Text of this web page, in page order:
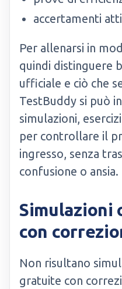
accertamenti
Per allenarsi in
quindi distinguere
ufficiale e ciò che
TestBuddy si può
simulazioni,
per controllare il
ingresso, senza
confusione o ansia.
Simulazioni
con
Non risultano
gratuite con